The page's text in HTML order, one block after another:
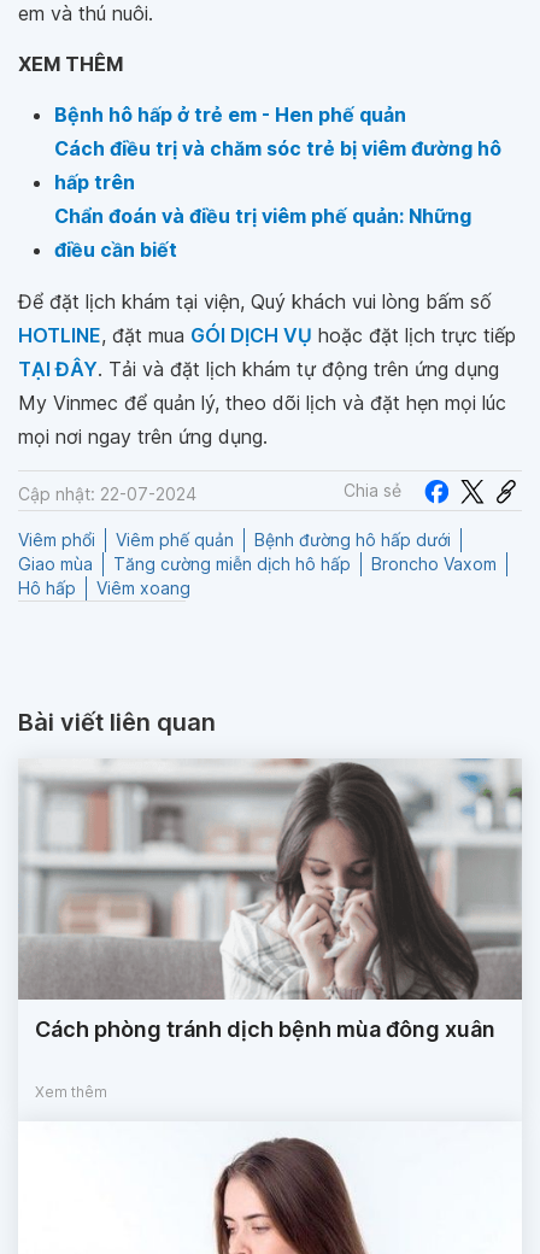
em và thú nuôi.
XEM THÊM
Bệnh hô hấp ở trẻ em - Hen phế quản
Cách điều trị và chăm sóc trẻ bị viêm đường hô
hấp trên
Chẩn đoán và điều trị viêm phế quản: Những
điều cần biết
Để đặt lịch khám tại viện, Quý khách vui lòng bấm số
HOTLINE, đặt mua GÓI DỊCH VỤ hoặc đặt lịch trực tiếp
TẠI ĐÂY. Tải và đặt lịch khám tự động trên ứng dụng
My Vinmec để quản lý, theo dõi lịch và đặt hẹn mọi lúc
mọi nơi ngay trên ứng dụng.
Cập nhật: 22-07-2024 Chia sẻ
Viêm phổi Viêm phế quản
Bệnh đường hô hấp dưới
Giao mùa
Tăng cường miễn dịch hô hấp
Broncho Vaxom
Hô hấp
Viêm xoang
Bài viết liên quan
Cách phòng tránh dịch bệnh mùa đông xuân
Xem thêm